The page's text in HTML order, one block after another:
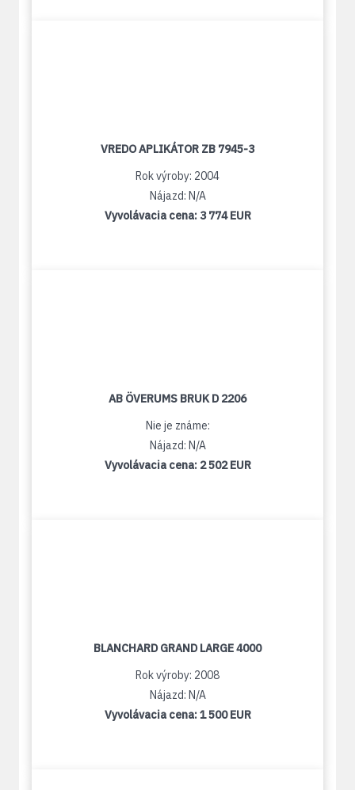
VREDO APLIKÁTOR ZB 7945-3
Rok výroby: 2004
Nájazd: N/A
Vyvolávacia cena: 3 774 EUR
AB ÖVERUMS BRUK D 2206
Nie je známe:
Nájazd: N/A
Vyvolávacia cena: 2 502 EUR
BLANCHARD GRAND LARGE 4000
Rok výroby: 2008
Nájazd: N/A
Vyvolávacia cena:1 500 EUR